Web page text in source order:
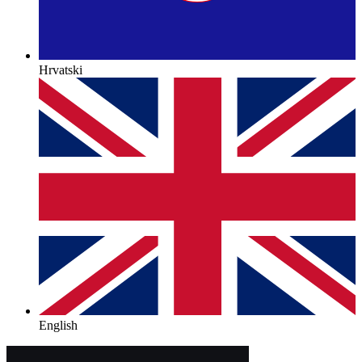
Hrvatski
English